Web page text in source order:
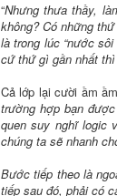
“Nhưng thưa thầy,
không? Có những
là trong lúc “nước
cứ thứ gì gần nhất
Cả lớp lại cười ầm
trường hợp bạn
quen suy nghĩ logic
chúng ta sẽ nhanh
Bước tiếp theo là
tiếp sau đó, phải có